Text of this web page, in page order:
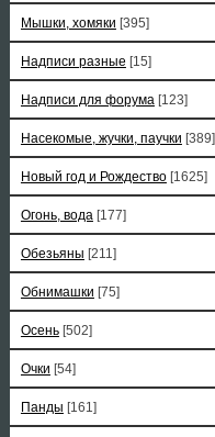
Мышки, хомяки [395]
Надписи разные [15]
Надписи для форума [123]
Насекомые, жучки, паучки [389]
Новый год и Рождество [1625]
Огонь, вода [177]
Обезьяны [211]
Обнимашки [75]
Осень [502]
Очки [54]
Панды [161]